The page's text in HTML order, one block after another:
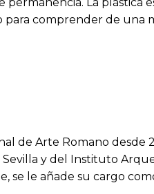
comprender de una
de Arte Romano desde
Sevilla y del Instituto
le añade su cargo